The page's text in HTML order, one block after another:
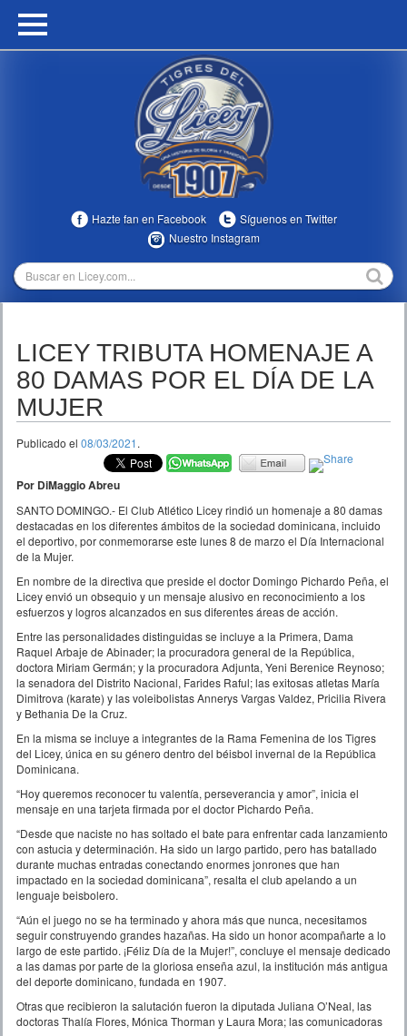
HOME
MULTIMEDIA
TEMPORADAS
Hazte fan en Facebook
Síguenos en Twitter
Nuestro Instagram
LICEY TRIBUTA HOMENAJE A
80 DAMAS POR EL DÍA DE LA
MUJER
Publicado el 08/03/2021.
Por DiMaggio Abreu
SANTO DOMINGO.- El Club Atlético Licey rindió un homenaje a 80 damas
destacadas en los diferentes ámbitos de la sociedad dominicana, incluido
el deportivo, por conmemorarse este lunes 8 de marzo el Día Internacional
de la Mujer.
En nombre de la directiva que preside el doctor Domingo Pichardo Peña, el
Licey envió un obsequio y un mensaje alusivo en reconocimiento a los
esfuerzos y logros alcanzados en sus diferentes áreas de acción.
Entre las personalidades distinguidas se incluye a la Primera, Dama
Raquel Arbaje de Abinader; la procuradora general de la República,
doctora Miriam Germán; y la procuradora Adjunta, Yeni Berenice Reynoso;
la senadora del Distrito Nacional, Farides Raful; las exitosas atletas María
Dimitrova (karate) y las voleibolistas Annerys Vargas Valdez, Pricilia Rivera
y Bethania De la Cruz.
En la misma se incluye a integrantes de la Rama Femenina de los Tigres
del Licey, única en su género dentro del béisbol invernal de la República
Dominicana.
“Hoy queremos reconocer tu valentía, perseverancia y amor”, inicia el
mensaje en una tarjeta firmada por el doctor Pichardo Peña.
“Desde que naciste no has soltado el bate para enfrentar cada lanzamiento
con astucia y determinación. Ha sido un largo partido, pero has batallado
durante muchas entradas conectando enormes jonrones que han
impactado en la sociedad dominicana”, resalta el club apelando a un
lenguaje beisbolero.
“Aún el juego no se ha terminado y ahora más que nunca, necesitamos
seguir construyendo grandes hazañas. Ha sido un honor acompañarte a lo
largo de este partido. ¡Féliz Día de la Mujer!”, concluye el mensaje dedicado
a las damas por parte de la gloriosa enseña azul, la institución más antigua
del deporte dominicano, fundada en 1907.
Otras que recibieron la salutación fueron la diputada Juliana O’Neal, las
doctoras Thalía Flores, Mónica Thorman y Laura Mora; las comunicadoras